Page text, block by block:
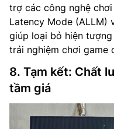
trợ các công nghệ
Latency Mode (ALLM)
giúp loại bỏ hiện
trải nghiệm chơi game
8. Tạm kết: Chất
tầm giá